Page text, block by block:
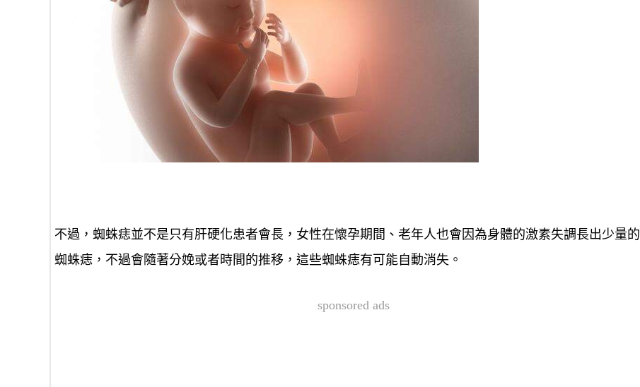
不過，蜘蛛痣並不是只有肝硬化患者會長，女性在懷孕期間、老年人也會因為身體的激素失調長出少量的
蜘蛛痣，不過會隨著分娩或者時間的推移，這些蜘蛛痣有可能自動消失。
sponsored ads